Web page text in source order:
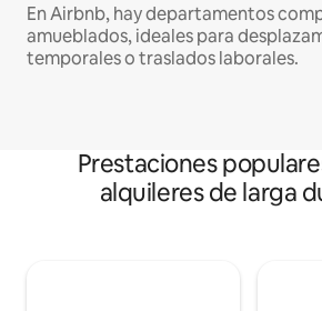
En Airbnb, hay departamentos
amueblados, ideales para
temporales o traslados laborales.
Prestaciones
alquileres de larga